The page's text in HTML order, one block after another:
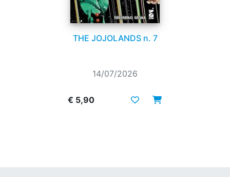
THE JOJOLANDS n. 7
14/07/2026
€ 5,90